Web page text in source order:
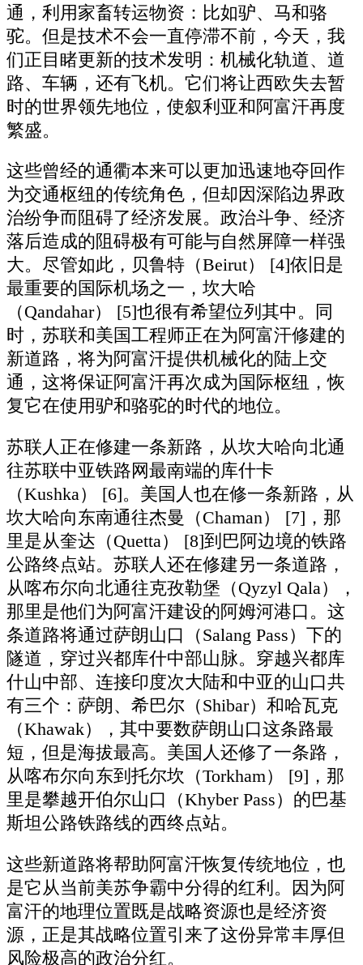
通，利用家畜转运物资：比如驴、马和骆
驼。但是技术不会一直停滞不前，今天，我
们正目睹更新的技术发明：机械化轨道、道
路、车辆，还有飞机。它们将让西欧失去暂
时的世界领先地位，使叙利亚和阿富汗再度
繁盛。
这些曾经的通衢本来可以更加迅速地夺回作
为交通枢纽的传统角色，但却因深陷边界政
治纷争而阻碍了经济发展。政治斗争、经济
落后造成的阻碍极有可能与自然屏障一样强
大。尽管如此，贝鲁特（Beirut） [4]依旧是
最重要的国际机场之一，坎大哈
（Qandahar） [5]也很有希望位列其中。同
时，苏联和美国工程师正在为阿富汗修建的
新道路，将为阿富汗提供机械化的陆上交
通，这将保证阿富汗再次成为国际枢纽，恢
复它在使用驴和骆驼的时代的地位。
苏联人正在修建一条新路，从坎大哈向北通
往苏联中亚铁路网最南端的库什卡
（Kushka） [6]。美国人也在修一条新路，从
坎大哈向东南通往杰曼（Chaman） [7]，那
里是从奎达（Quetta） [8]到巴阿边境的铁路
公路终点站。苏联人还在修建另一条道路，
从喀布尔向北通往克孜勒堡（Qyzyl Qala），
那里是他们为阿富汗建设的阿姆河港口。这
条道路将通过萨朗山口（Salang Pass）下的
隧道，穿过兴都库什中部山脉。穿越兴都库
什山中部、连接印度次大陆和中亚的山口共
有三个：萨朗、希巴尔（Shibar）和哈瓦克
（Khawak），其中要数萨朗山口这条路最
短，但是海拔最高。美国人还修了一条路，
从喀布尔向东到托尔坎（Torkham） [9]，那
里是攀越开伯尔山口（Khyber Pass）的巴基
斯坦公路铁路线的西终点站。
这些新道路将帮助阿富汗恢复传统地位，也
是它从当前美苏争霸中分得的红利。因为阿
富汗的地理位置既是战略资源也是经济资
源，正是其战略位置引来了这份异常丰厚但
风险极高的政治分红。